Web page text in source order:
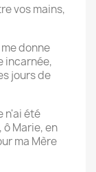
vos mains,
donne
incarnée,
jours de
n'ai été
Marie, en
ma Mère